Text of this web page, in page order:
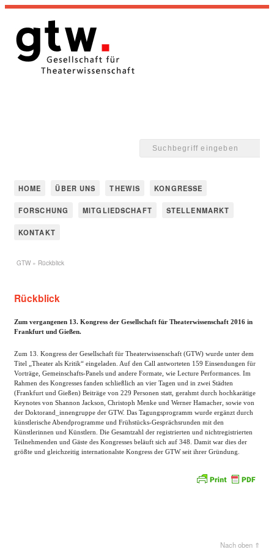
HOME ÜBER UNS THEWIS KONGRESSE
FORSCHUNG MITGLIEDSCHAFT STELLENMARKT
KONTAKT
GTW » Rückblick
Rückblick
Zum vergangenen 13. Kongress der Gesellschaft für Theaterwissenschaft 2016 in
Frankfurt und Gießen.
Zum 13. Kongress der Gesellschaft für Theaterwissenschaft (GTW) wurde unter dem
Titel „Theater als Kritik“ eingeladen. Auf den Call antworteten 159 Einsendungen für
Vorträge, Gemeinschafts-Panels und andere Formate, wie Lecture Performances. Im
Rahmen des Kongresses fanden schließlich an vier Tagen und in zwei Städten
(Frankfurt und Gießen) Beiträge von 229 Personen statt, gerahmt durch hochkarätige
Keynotes von Shannon Jackson, Christoph Menke und Werner Hamacher, sowie von
der Doktorand_innengruppe der GTW. Das Tagungsprogramm wurde ergänzt durch
künstlerische Abendprogramme und Frühstücks-Gesprächsrunden mit den
Künstlerinnen und Künstlern. Die Gesamtzahl der registrierten und nichtregistrierten
Teilnehmenden und Gäste des Kongresses beläuft sich auf 348. Damit war dies der
größte und gleichzeitig internationalste Kongress der GTW seit ihrer Gründung.
Nach oben ⇑